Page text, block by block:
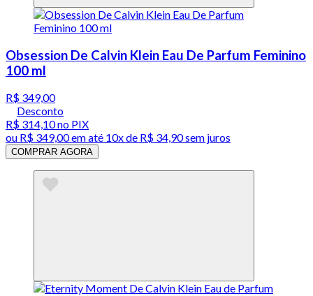
Obsession De Calvin Klein Eau De Parfum Feminino
100 ml
R$ 349,00
Desconto
R$ 314,10no PIX
ou R$ 349,00em até 10x de R$ 34,90 sem juros
COMPRAR AGORA